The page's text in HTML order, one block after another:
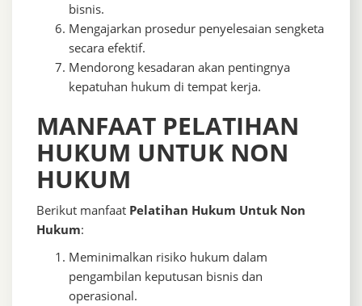
bisnis.
Mengajarkan prosedur penyelesaian sengketa
secara efektif.
Mendorong kesadaran akan pentingnya
kepatuhan hukum di tempat kerja.
MANFAAT PELATIHAN
HUKUM UNTUK NON
HUKUM
Berikut manfaat Pelatihan Hukum Untuk Non
Hukum:
Meminimalkan risiko hukum dalam
pengambilan keputusan bisnis dan
operasional.